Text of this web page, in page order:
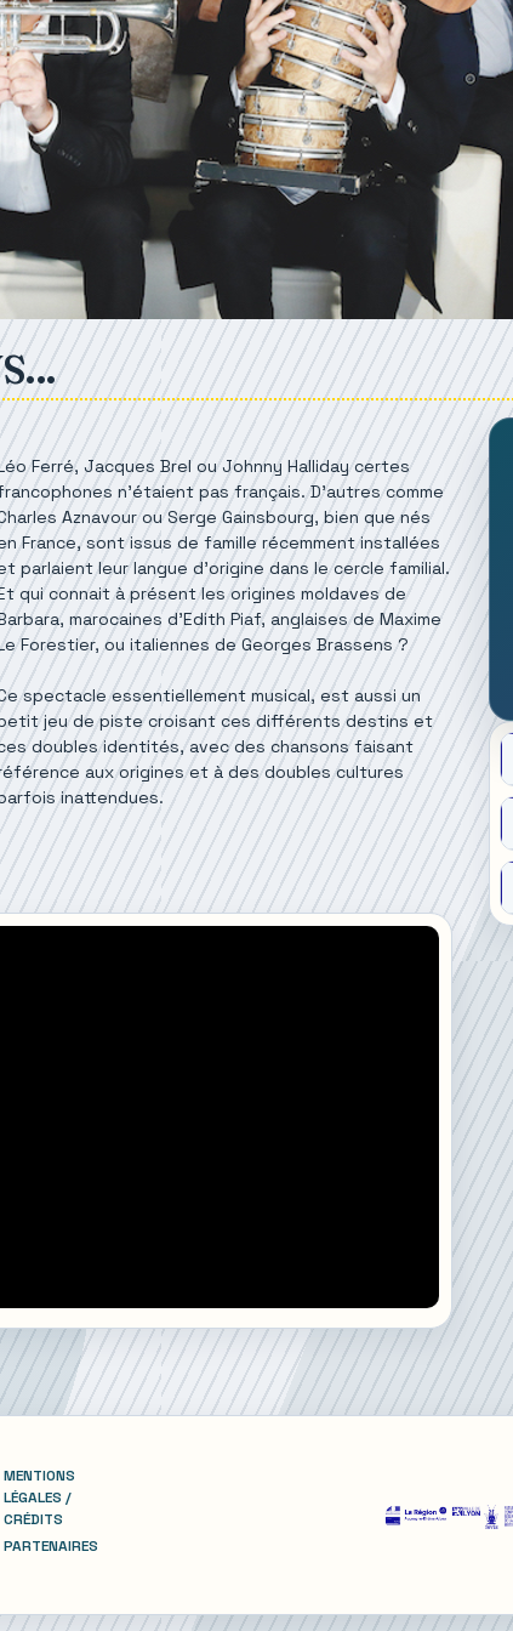
Ferré, Jacques Brel ou Johnny Halliday certes
n’étaient pas français. D’autres comme
Aznavour ou Serge Gainsbourg, bien que nés
France, sont issus de famille récemment installées
parlaient leur langue d’origine dans le cercle familial.
qui connait à présent les origines moldaves de
marocaines d’Edith Piaf, anglaises de Maxime
Forestier, ou italiennes de Georges Brassens ?
spectacle essentiellement musical, est aussi un
jeu de piste croisant ces différents destins et
doubles identités, avec des chansons faisant
aux origines et à des doubles cultures
inattendues.
MENTIONS
LÉGALES /
CRÉDITS
PARTENAIRES